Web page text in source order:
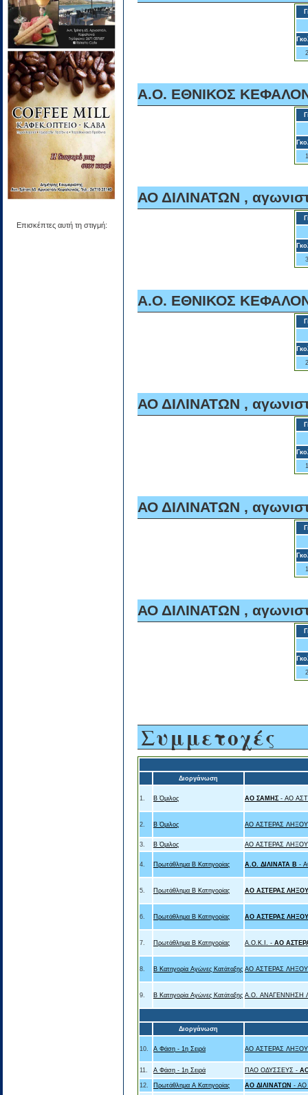
Επισκέπτες αυτή τη στιγμή:
A.O. ΕΘΝΙΚΟΣ
ΑΟ ΔΙΛΙΝΑΤΩΝ ,
A.O. ΕΘΝΙΚΟΣ
ΑΟ ΔΙΛΙΝΑΤΩΝ ,
ΑΟ ΔΙΛΙΝΑΤΩΝ ,
ΑΟ ΔΙΛΙΝΑΤΩΝ ,
Συμμετοχές
Διοργάνωση
1. Β Όμιλος ΑΟ ΣΑΜΗΣ- ΑΟ
2. Β Όμιλος ΑΟ ΑΣΤΕΡΑΣ
3. Β Όμιλος ΑΟ ΑΣΤΕΡΑΣ
4. Πρωτάθλημα Β Κατηγορίας Α.Ο. ΔΙΛΙΝΑΤΑ Β -
5. Πρωτάθλημα Β Κατηγορίας ΑΟ ΑΣΤΕΡΑΣ
6. Πρωτάθλημα Β Κατηγορίας ΑΟ ΑΣΤΕΡΑΣ
7. Πρωτάθλημα Β Κατηγορίας Α.Ο.Κ.Ι. - ΑΟ
8. Β Κατηγορία Αγώνες Κατάταξης ΑΟ ΑΣΤΕΡΑΣ
9. Β Κατηγορία Αγώνες Κατάταξης Α.Ο. ΑΝΑΓΕΝΝΗΣΗ
Διοργάνωση
10. Α Φάση - 1η Σειρά ΑΟ ΑΣΤΕΡΑΣ
11. Α Φάση - 1η Σειρά ΠΑΟ ΟΔΥΣΣΕΥΣ -
12. Πρωτάθλημα Α Κατηγορίας ΑΟ ΔΙΛΙΝΑΤΩΝ - ΑΟ